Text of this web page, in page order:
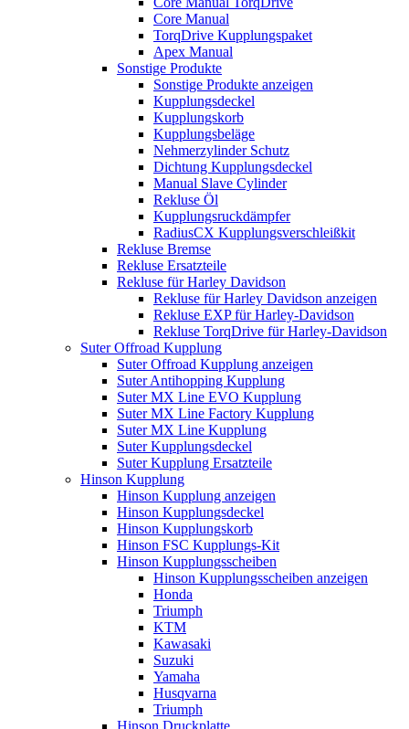
Core Manual
TorqDrive Kupplungspaket
Apex Manual
Sonstige Produkte
Sonstige Produkte anzeigen
Kupplungsdeckel
Kupplungskorb
Kupplungsbeläge
Nehmerzylinder Schutz
Dichtung Kupplungsdeckel
Manual Slave Cylinder
Rekluse Öl
Kupplungsruckdämpfer
RadiusCX Kupplungsverschleißkit
Rekluse Bremse
Rekluse Ersatzteile
Rekluse für Harley Davidson
Rekluse für Harley Davidson anzeigen
Rekluse EXP für Harley-Davidson
Rekluse TorqDrive für Harley-Davidson
Suter Offroad Kupplung
Suter Offroad Kupplung anzeigen
Suter Antihopping Kupplung
Suter MX Line EVO Kupplung
Suter MX Line Factory Kupplung
Suter MX Line Kupplung
Suter Kupplungsdeckel
Suter Kupplung Ersatzteile
Hinson Kupplung
Hinson Kupplung anzeigen
Hinson Kupplungsdeckel
Hinson Kupplungskorb
Hinson FSC Kupplungs-Kit
Hinson Kupplungsscheiben
Hinson Kupplungsscheiben anzeigen
Honda
Triumph
KTM
Kawasaki
Suzuki
Yamaha
Husqvarna
Triumph